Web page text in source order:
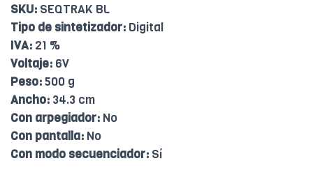
SKU: SEQTRAK BL
Tipo de sintetizador: Digital
IVA: 21 %
Voltaje: 6V
Peso:500 g
Ancho: 34.3 cm
Con arpegiador: No
Con pantalla: No
Con modo secuenciador: Sí